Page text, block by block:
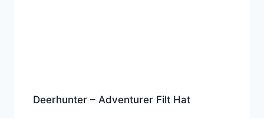
Deerhunter – Adventurer Filt Hat